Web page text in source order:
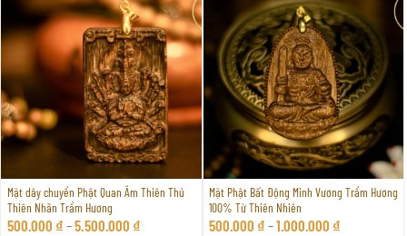
Mặt dây chuyền Phật Quan Âm Thiên Thủ
Thiên Nhãn Trầm Hương
500.000 ₫ –5.500.000 ₫
Mặt Phật Bất Động Minh Vương Trầm Hương
100% Từ Thiên Nhiên
500.000 ₫ –1.000.000 ₫